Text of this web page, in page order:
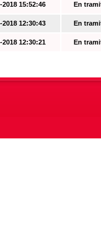
2018 15:52:46 En
2018 12:30:43 En
2018 12:30:21 En